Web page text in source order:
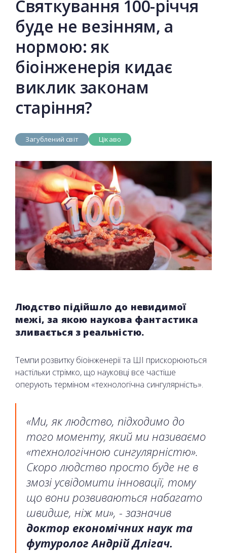
Святкування 100-річчя
буде не везінням, а
нормою: як
біоінженерія кидає
виклик законам
старіння?
Загублений світ Цікаво
Людство підійшло до невидимої
межі, за якою наукова фантастика
зливається з реальністю.
Темпи розвитку біоінженерії та ШІ прискорюються
настільки стрімко, що науковці все частіше
оперують терміном «технологічна сингулярність».
«Ми, як людство, підходимо до
того моменту, який ми називаємо
«технологічною сингулярністю».
Скоро людство просто буде не в
змозі усвідомити інновації, тому
що вони розвиваються набагато
швидше, ніж ми», - зазначив
доктор економічних наук та
футуролог Андрій Длігач.